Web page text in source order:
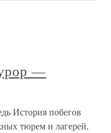
—
История побегов
тюрем и лагерей,